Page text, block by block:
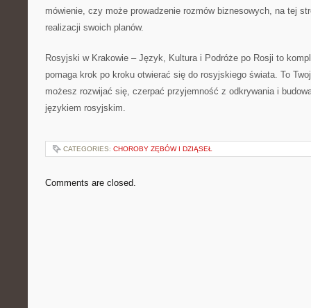
mówienie, czy może prowadzenie rozmów biznesowych, na tej
realizacji swoich planów.
Rosyjski w Krakowie – Język, Kultura i Podróże po Rosji to
pomaga krok po kroku otwierać się do rosyjskiego świata. To
możesz rozwijać się, czerpać przyjemność z odkrywania i
językiem rosyjskim.
CATEGORIES: CHOROBY ZĘBÓW I DZIĄSEŁ
Comments are closed.